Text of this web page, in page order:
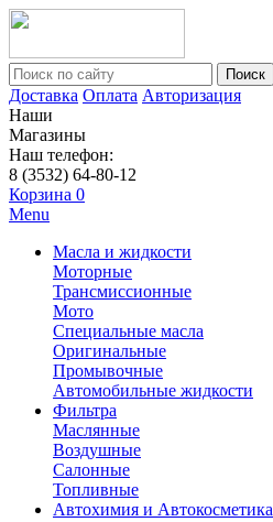
Поиск
Доставка Оплата Авторизация
Наши
Магазины
Наш телефон:
8 (3532) 64-80-12
Корзина 0
Menu
Масла и жидкости
Моторные
Трансмиссионные
Мото
Специальные масла
Оригинальные
Промывочные
Автомобильные жидкости
Фильтра
Маслянные
Воздушные
Салонные
Топливные
Автохимия и Автокосметика